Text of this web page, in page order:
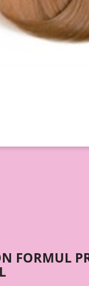
FORMUL